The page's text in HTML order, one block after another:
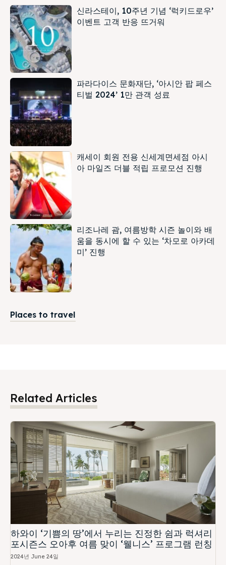
신라스테이, 10주년 기념 ‘럭키드로우’
이벤트 고객 반응 뜨거워
파라다이스 문화재단, ‘아시안 팝 페스
티벌 2024’ 1만 관객 성료
캐세이 회원 전용 신세계면세점 아시
아 마일즈 더블 적립 프로모션 진행
리조나레 괌, 여름방학 시즌 놀이와 배
움을 동시에 할 수 있는 ‘차모로 아카데
미’ 진행
Places to travel
Related Articles
하와이 ‘기쁨의 땅’에서 누리는 진정한 쉼과 럭셔리
포시즌스 오아후 여름 맞이 ‘웰니스’ 프로그램 런칭
2024년 June 24일